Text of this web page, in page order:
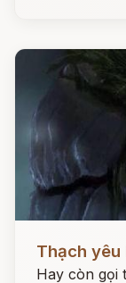
Thạch yêu
Hay còn gọi